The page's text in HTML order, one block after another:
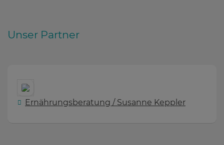
Unser Partner
Ernährungsberatung / Susanne Keppler